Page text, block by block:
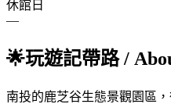
休館日
—
🌟玩遊記帶路/
南投的鹿芝谷生態景觀園區